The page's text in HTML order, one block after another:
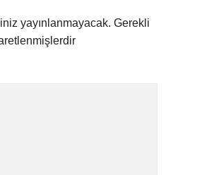
yayınlanmayacak. Gerekli